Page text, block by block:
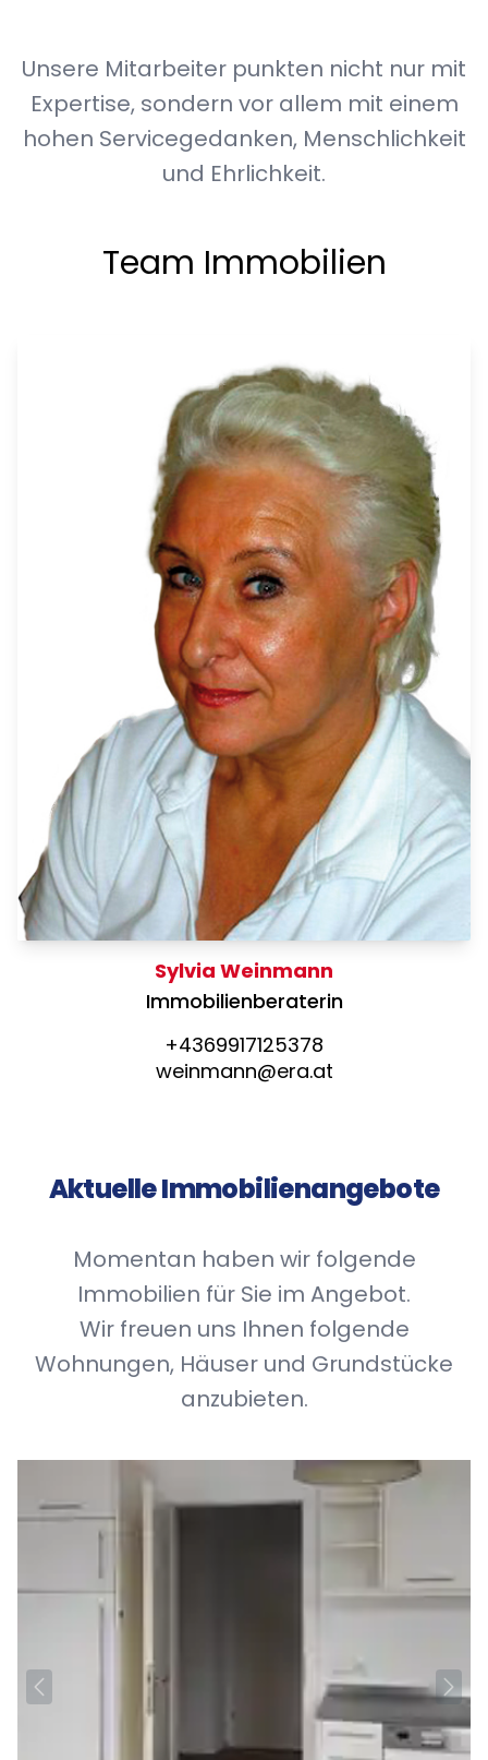
Unsere Mitarbeiter punkten nicht nur mit
Expertise, sondern vor allem mit einem
hohen Servicegedanken, Menschlichkeit
und Ehrlichkeit.
Team Immobilien
Sylvia Weinmann
Immobilienberaterin
+4369917125378
weinmann@era.at
Aktuelle Immobilienangebote
Momentan haben wir folgende
Immobilien für Sie im Angebot.
Wir freuen uns Ihnen folgende
Wohnungen, Häuser und Grundstücke
anzubieten.